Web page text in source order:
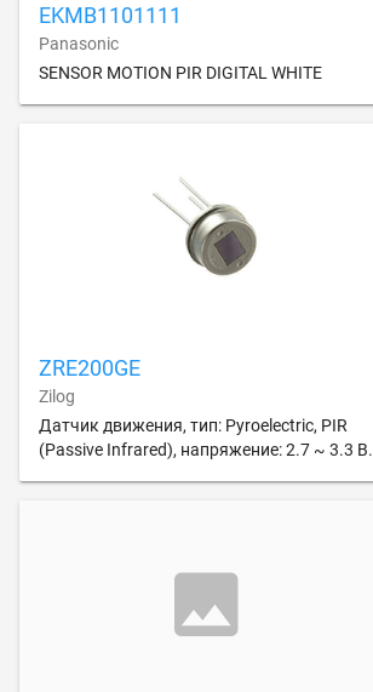
EKMB1101111
Panasonic
SENSOR MOTION PIR DIGITAL WHITE
ZRE200GE
Zilog
Датчик движения, тип: Pyroelectric, PIR
(Passive Infrared), напряжение: 2.7 ~ 3.3 В.